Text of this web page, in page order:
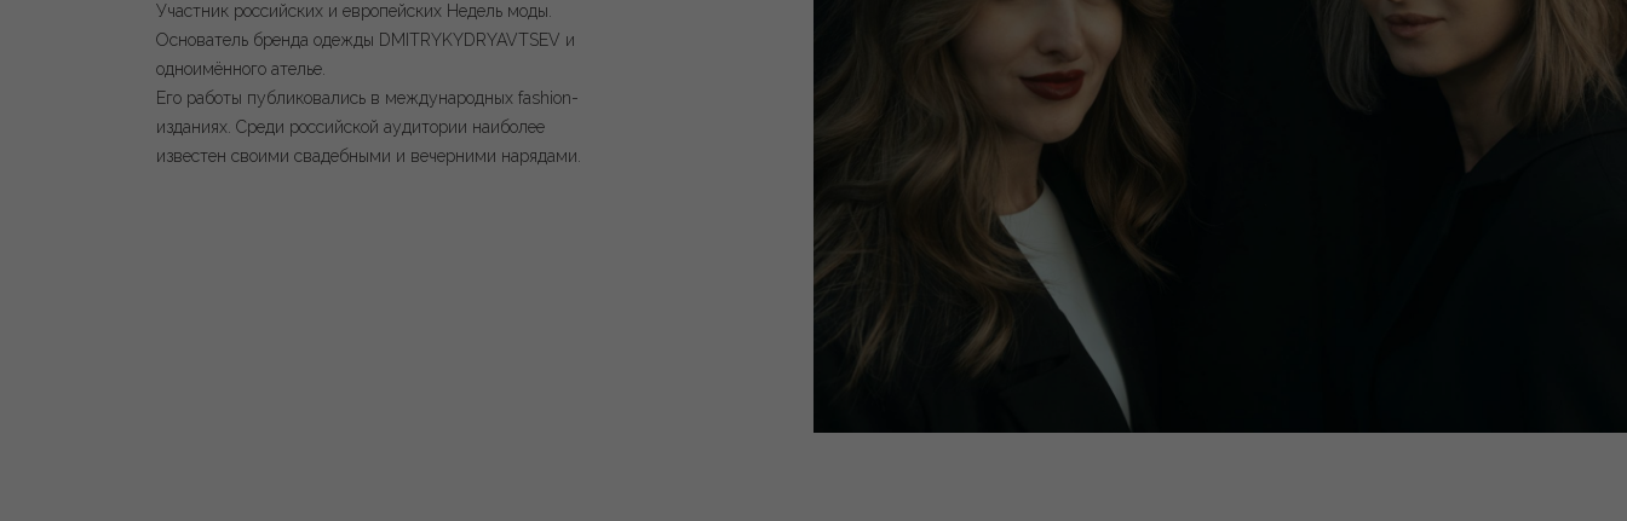
Участник российских и европейских Недель моды.
Основатель бренда одежды DMITRYKYDRYAVTSEV и
одноимённого ателье.
Его работы публиковались в международных fashion-
изданиях. Среди российской аудитории наиболее
известен своими свадебными и вечерними нарядами.